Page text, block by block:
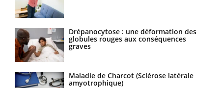
Drépanocytose : une déformation des
globules rouges aux conséquences
graves
Maladie de Charcot (Sclérose latérale
amyotrophique)